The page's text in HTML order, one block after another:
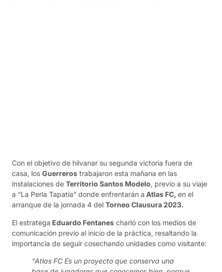
Con el objetivo de hilvanar su segunda victoria fuera de
casa, los Guerreros trabajaron esta mañana en las
instalaciones de Territorio Santos Modelo, previo a su viaje
a “La Perla Tapatía” donde enfrentarán a Atlas FC, en el
arranque de la jornada 4 del Torneo Clausura 2023.
El estratega Eduardo Fentanes charló con los medios de
comunicación previo al inicio de la práctica, resaltando la
importancia de seguir cosechando unidades como visitante:
“Atlas FC Es un proyecto que conserva una